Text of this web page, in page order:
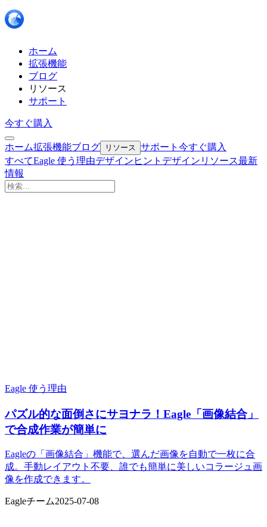
ホーム
拡張機能
ブログ
リソース
サポート
今すぐ購入
ホーム拡張機能ブログ リソース サポート 今すぐ購入
すべてEagle 使う理由デザインヒント デザインリソース最新
情報
Eagle 使う理由
パズル的な面倒さにサヨナラ！Eagle「画像結合」
で合成作業が簡単に
Eagleの「画像結合」機能で、選んだ画像を自動で一枚に合
成。手動レイアウト不要、誰でも簡単に美しいコラージュ画
像を作成できます。
Eagleチーム2025-07-08